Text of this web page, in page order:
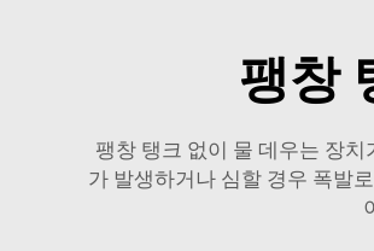
팽창
팽창 탱크 없이 물 데우는 장
가 발생하거나 심할 경우 폭발